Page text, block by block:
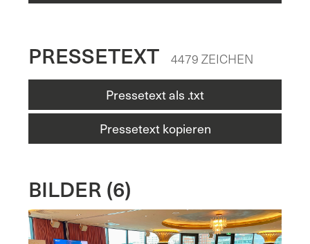
PRESSETEXT
4479 ZEICHEN
Pressetext als .txt
Pressetext kopieren
BILDER (6)